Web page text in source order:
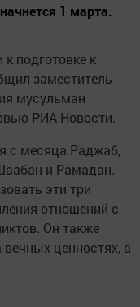
1 марта.
подготовке к
заместитель
мусульман
РИА Новости.
с месяца Раджаб,
и Рамадан.
эти три
отношений с
Он также
ценностях, а